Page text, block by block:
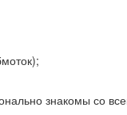
знакомы со